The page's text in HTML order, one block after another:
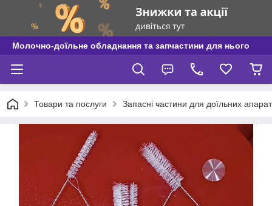
Молочно-доїльне обладнання та запчастини для нього
Товари та послуги Запасні частини для доїльних